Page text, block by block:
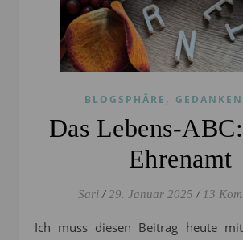
BLOGSPHÄRE ,
Das Lebens-
Ehrenamt
Sari / 29. Januar 2025 / 13
Ich muss diesen Beitrag heute mit einer kleinen